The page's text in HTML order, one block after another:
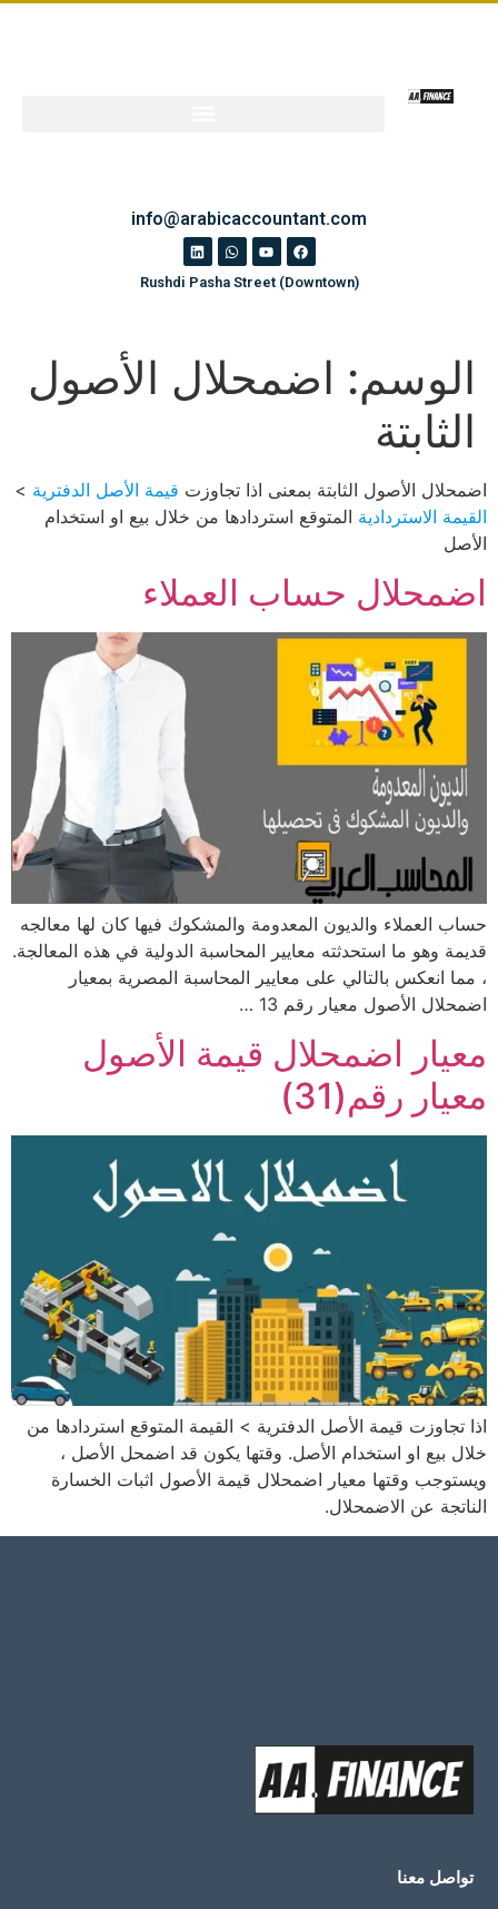
info@arabicaccountant.com
Rushdi Pasha Street (Downtown)
الوسم: اضمحلال الأصول
الثابتة
اضمحلال الأصول الثابتة بمعنى اذا تجاوزت قيمة الأصل الدفترية >
القيمة الاستردادية المتوقع استردادها من خلال بيع او استخدام
الأصل
اضمحلال حساب العملاء
حساب العملاء والديون المعدومة والمشكوك فيها كان لها معالجه
قديمة وهو ما استحدثته معايير المحاسبة الدولية في هذه المعالجة.
، مما انعكس بالتالي على معايير المحاسبة المصرية بمعيار
اضمحلال الأصول معيار رقم 13 …
معيار اضمحلال قيمة الأصول
معيار رقم(31)
اذا تجاوزت قيمة الأصل الدفترية > القيمة المتوقع استردادها من
خلال بيع او استخدام الأصل. وقتها يكون قد اضمحل الأصل ،
ويستوجب وقتها معيار اضمحلال قيمة الأصول اثبات الخسارة
الناتجة عن الاضمحلال.
تواصل معنا